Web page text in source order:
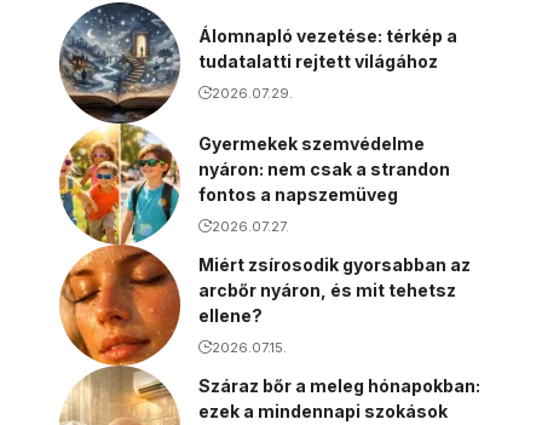
Álomnapló vezetése: térkép a
tudatalatti rejtett világához
2026.07.29.
Gyermekek szemvédelme
nyáron: nem csak a strandon
fontos a napszemüveg
2026.07.27.
Miért zsírosodik gyorsabban az
arcbőr nyáron, és mit tehetsz
ellene?
2026.07.15.
Száraz bőr a meleg hónapokban:
ezek a mindennapi szokások